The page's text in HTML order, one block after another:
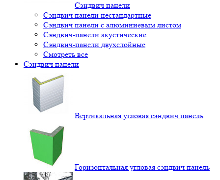
Сэндвич панели
Сэндвич панели нестандартные
Сэндвич панели с алюминиевым листом
Сэндвич-панели акустические
Сэндвич-панели двухслойные
Смотреть все
Сэндвич панели
Вертикальная угловая сэндвич панель
Горизонтальная угловая сэндвич панель